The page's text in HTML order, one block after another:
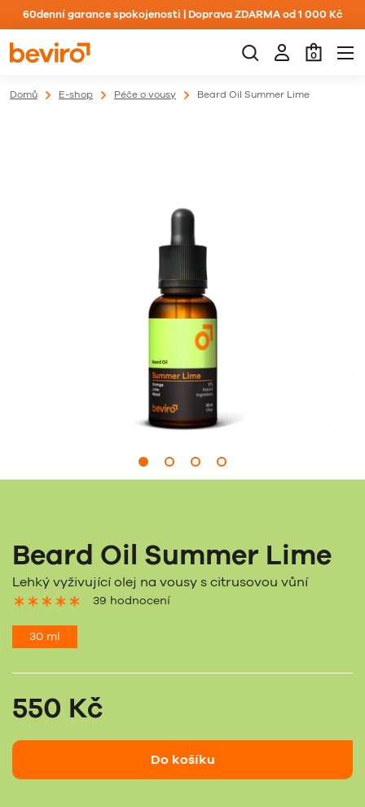
60denní garance spokojenosti | Doprava ZDARMA od 1 000 Kč
0
Domů E-shop Péče o vousy Beard Oil Summer Lime
Beard Oil Summer Lime
Lehký vyživující olej na vousy s citrusovou vůní
39 hodnocení
30 ml
550 Kč
Do košíku